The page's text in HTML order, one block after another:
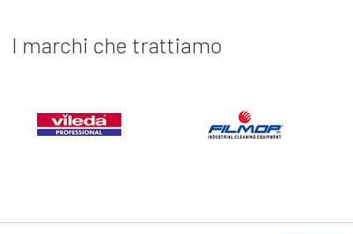
I marchi che trattiamo